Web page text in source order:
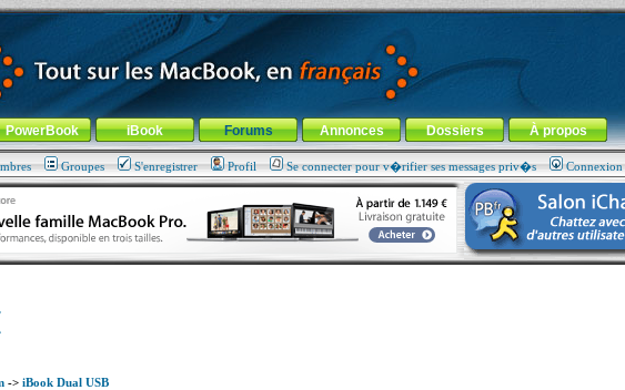
Aller au menu de la rubrique
PowerBook iBook Forums Annonces Dossiers À propos
Groupes S'enregistrer Profil Se connecter pour v�rifier ses messages priv�s Connexion
-> iBook Dual USB